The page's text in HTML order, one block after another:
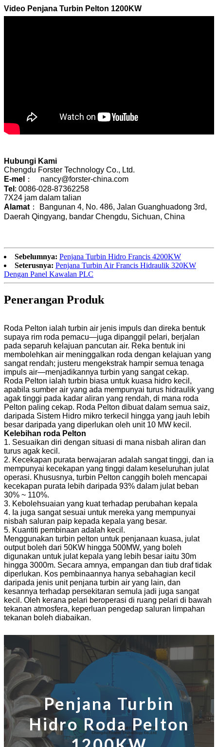
Video Penjana Turbin Pelton 1200KW
Hubungi Kami
Chengdu Forster Technology Co., Ltd.
E-mel
： nancy@forster-china.com
Tel : 0086-028-87362258
7X24 jam dalam talian
Alamat ： Bangunan 4, No. 486, Jalan Guanghuadong 3rd,
Daerah Qingyang, bandar Chengdu, Sichuan, China
Sebelumnya: Penjana Turbin Hidro Francis 4200KW
Seterusnya: Penjana Turbin Air Francis Hidraulik 320KW
Dengan Panel Kawalan PLC
Penerangan Produk
Roda Pelton ialah turbin air jenis impuls dan direka bentuk
supaya rim roda pemacu—juga dipanggil pelari, berjalan
pada separuh kelajuan pancutan air. Reka bentuk ini
membolehkan air meninggalkan roda dengan kelajuan yang
sangat rendah; justeru mengekstrak hampir semua tenaga
impuls air—menjadikannya turbin yang sangat cekap.
Roda Pelton ialah turbin biasa untuk kuasa hidro kecil,
apabila sumber air yang ada mempunyai turus hidraulik yang
agak tinggi pada kadar aliran yang rendah, di mana roda
Pelton paling cekap. Roda Pelton dibuat dalam semua saiz,
daripada Sistem Hidro mikro terkecil hingga yang jauh lebih
besar daripada yang diperlukan oleh unit 10 MW kecil.
Kelebihan roda Pelton
1. Sesuaikan diri dengan situasi di mana nisbah aliran dan
turus agak kecil.
2. Kecekapan purata berwajaran adalah sangat tinggi, dan ia
mempunyai kecekapan yang tinggi dalam keseluruhan julat
operasi. Khususnya, turbin Pelton canggih boleh mencapai
kecekapan purata lebih daripada 93% dalam julat beban
30% ~ 110%.
3. Kebolehsuaian yang kuat terhadap perubahan kepala
4. Ia juga sangat sesuai untuk mereka yang mempunyai
nisbah saluran paip kepada kepala yang besar.
5. Kuantiti pembinaan adalah kecil.
Menggunakan turbin pelton untuk penjanaan kuasa, julat
output boleh dari 50KW hingga 500MW, yang boleh
digunakan untuk julat kepala yang lebih besar iaitu 30m
hingga 3000m. Secara amnya, empangan dan tiub draf tidak
diperlukan. Kos pembinaannya hanya sebahagian kecil
daripada jenis unit penjana turbin air yang lain, dan
kesannya terhadap persekitaran semula jadi juga sangat
kecil. Oleh kerana pelari beroperasi di ruang pelari di bawah
tekanan atmosfera, keperluan pengedap saluran limpahan
tekanan boleh diabaikan.
Penjana Turbin
Hidro Roda Pelton